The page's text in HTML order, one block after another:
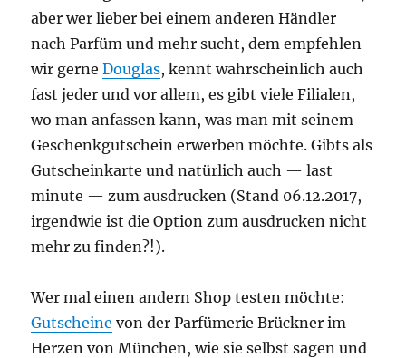
aber wer lie­ber bei einem ande­ren Händ­ler
nach Par­füm und mehr sucht, dem emp­feh­len
wir ger­neDou­glas, kennt wahr­schein­lich auch
fast jeder und vor allem, es gibt vie­le Filia­len,
wo man anfas­sen kann, was man mit sei­nem
Geschenk­gut­schein erwer­ben möch­te. Gibts als
Gut­schein­kar­te und natür­lich auch — last
minu­te — zum aus­dru­cken (Stand 06.12.2017,
irgend­wie ist die Opti­on zum aus­dru­cken nicht
mehr zu finden?!).
Wer mal einen andern Shop tes­ten möch­te:
Gut­schei­ne von der Par­fü­me­rie Brück­ner im
Her­zen von Mün­chen, wie sie selbst sagen und